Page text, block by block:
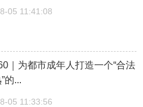
05 11:41:08
｜为都市成年人打造一个“合法
的...
05 11:33:56